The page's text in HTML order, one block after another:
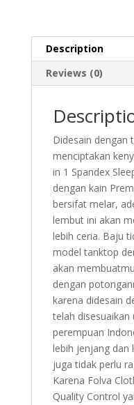
Melar
1604VHBD
quantity
Description
Reviews (0)
Didesain dengan
menciptakan
in 1 Spandex
dengan kain
bersifat melar,
lembut ini akan
lebih ceria. Baju
model tanktop
akan
dengan
karena didesain
telah
perempuan
lebih jenjang dan
juga tidak perlu
Karena Folva
Quality Control